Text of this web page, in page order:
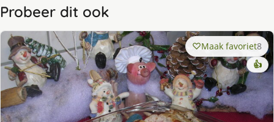
Probeer dit ook
Maak favoriet8
👍